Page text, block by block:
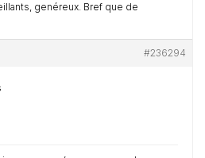
genéreux. Bref que de
#236294